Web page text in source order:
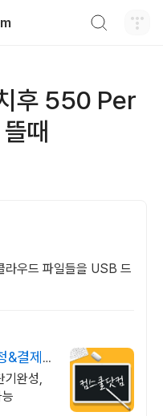
후 550 Per
때
라우드 파일들을 USB 드
&결제
기완성,